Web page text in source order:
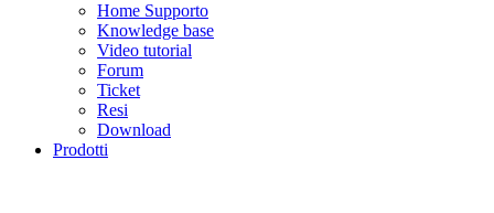
Home Supporto
Knowledge base
Video tutorial
Forum
Ticket
Resi
Download
Prodotti